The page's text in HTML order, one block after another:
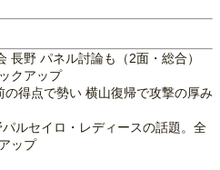
長野 パネル討論も（2面・総合）
クアップ
得点で勢い 横山復帰で攻撃の厚み
ルセイロ・レディースの話題。全
ップ